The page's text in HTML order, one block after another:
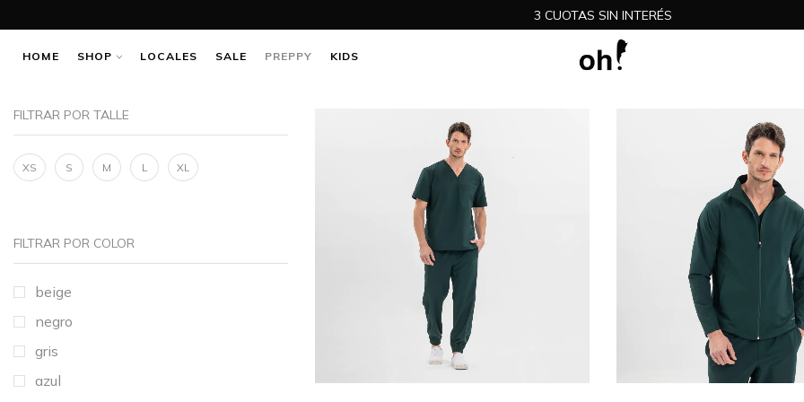
3 CUOTAS SIN INTERÉS
HOME SHOP LOCALES SALE PREPPY KIDS
FILTRAR POR TALLE
XS S M L XL
FILTRAR POR COLOR
beige
negro
gris
azul